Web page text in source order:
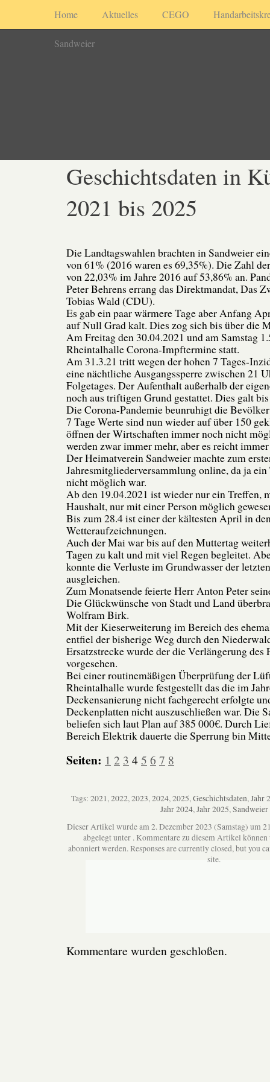
Home Aktuelles CEGO
Sandweier
Geschichtsdaten in
2021 bis 2025
Die Landtagswahlen brachten in Sandweier
von 61% (2016 waren es 69,35%). Die Zahl
von 22,03% im Jahre 2016 auf 53,86% an.
Peter Behrens errang das Direktmandat, Das
Tobias Wald (CDU).
Es gab ein paar wärmere Tage aber Anfang
auf Null Grad kalt. Dies zog sich bis über die
Am Freitag den 30.04.2021 und am Samstag
Rheintalhalle Corona-Impftermine statt.
Am 31.3.21 tritt wegen der hohen 7 Tages-
eine nächtliche Ausgangssperre zwischen 21
Folgetages. Der Aufenthalt außerhalb der
noch aus triftigen Grund gestattet. Dies galt
Die Corona-Pandemie beunruhigt die
7 Tage Werte sind nun wieder auf über 150
öffnen der Wirtschaften immer noch nicht
werden zwar immer mehr, aber es reicht
Der Heimatverein Sandweier machte zum
Jahresmitgliederversammlung online, da ja
nicht möglich war.
Ab den 19.04.2021 ist wieder nur ein Treffen,
Haushalt, nur mit einer Person möglich
Bis zum 28.4 ist einer der kältesten April in
Wetteraufzeichnungen.
Auch der Mai war bis auf den Muttertag
Tagen zu kalt und mit viel Regen begleitet.
konnte die Verluste im Grundwasser der
ausgleichen.
Zum Monatsende feierte Herr Anton Peter
Die Glückwünsche von Stadt und Land
Wolfram Birk.
Mit der Kieserweiterung im Bereich des
entfiel der bisherige Weg durch den
Ersatzstrecke wurde der die Verlängerung des
vorgesehen.
Bei einer routinemäßigen Überprüfung der
Rheintalhalle wurde festgestellt das die im
Deckensanierung nicht fachgerecht erfolgte
Deckenplatten nicht auszuschließen war. Die
beliefen sich laut Plan auf 385 000€. Durch
Bereich Elektrik dauerte die Sperrung bin
Seiten: 1 2 3 45 6 7 8
Tags: 2021,2022,2023,2024,2025,Geschichtsdaten,Jahr
Jahr 2024,Jahr 2025,Sandweier
Dieser Artikel wurde am 2. Dezember 2023 (Samstag) um
abgelegt unter . Kommentare zu diesem Artikel
abonniert werden. Responses are currently closed, but you
site.
Kommentare wurden geschloßen.